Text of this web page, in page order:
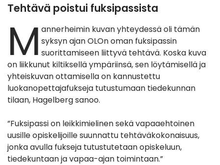
Tehtävä poistui fuksipassista
M annerheimin kuvan yhteydessä oli tämän
syksyn ajan OLOn oman fuksipassin
suorittamiseen liittyvä tehtävä. Koska kuva
on liikkunut kiltiksellä ympäriinsä, sen löytämisellä ja
yhteiskuvan ottamisella on kannustettu
luokanopettajafukseja tutustumaan tiedekunnan
tilaan, Hagelberg sanoo.
”Fuksipassi on leikkimielinen sekä vapaaehtoinen
uusille opiskelijoille suunnattu tehtäväkokonaisuus,
jonka avulla fukseja tutustutetaan opiskeluun,
tiedekuntaan ja vapaa-ajan toimintaan.”